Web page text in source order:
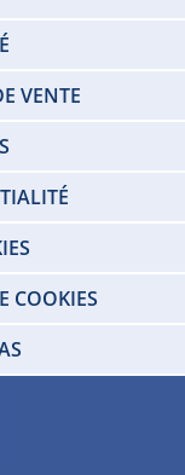
VENTE
COOKIES